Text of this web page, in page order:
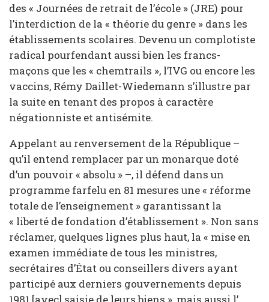
des « Journées de retrait de l’école » (JRE) pour
l’interdiction de la « théorie du genre » dans les
établissements scolaires. Devenu un complotiste
radical pourfendant aussi bien les francs-
maçons que les « chemtrails », l’IVG ou encore les
vaccins, Rémy Daillet-Wiedemann s’illustre par
la suite en tenant des propos à caractère
négationniste et antisémite.
Appelant au renversement de la République –
qu’il entend remplacer par un monarque doté
d’un pouvoir « absolu » –, il défend dans un
programme farfelu en 81 mesures une « réforme
totale de l’enseignement » garantissant la
« liberté de fondation d’établissement ». Non sans
réclamer, quelques lignes plus haut, la « mise en
examen immédiate de tous les ministres,
secrétaires d’État ou conseillers divers ayant
participé aux derniers gouvernements depuis